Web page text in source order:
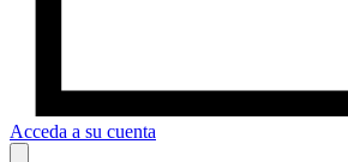
Acceda a su cuenta